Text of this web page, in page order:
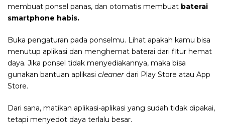
membuat ponsel panas, dan otomatis membuat baterai
smartphone habis.
Buka pengaturan pada ponselmu. Lihat apakah kamu bisa
menutup aplikasi dan menghemat baterai dari fitur hemat
daya. Jika ponsel tidak menyediakannya, maka bisa
gunakan bantuan aplikasi cleaner dari Play Store atau App
Store.
Dari sana, matikan aplikasi-aplikasi yang sudah tidak dipakai,
tetapi menyedot daya terlalu besar.